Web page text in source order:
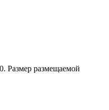
Размер размещаемой